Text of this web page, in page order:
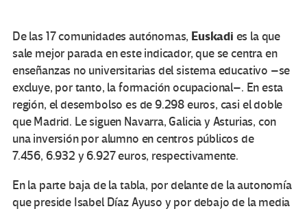
De las 17 comunidades autónomas, Euskadi es la que
sale mejor parada en este indicador, que se centra en
enseñanzas no universitarias del sistema educativo –se
excluye, por tanto, la formación ocupacional–. En esta
región, el desembolso es de 9.298 euros, casi el doble
que Madrid. Le siguen Navarra, Galicia y Asturias, con
una inversión por alumno en centros públicos de
7.456, 6.932 y 6.927 euros, respectivamente.
En la parte baja de la tabla, por delante de la autonomía
que preside Isabel Díaz Ayuso y por debajo de la media